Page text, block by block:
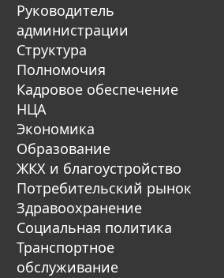
Руководитель
администрации
Структура
Полномочия
Кадровое обеспечение
НЦА
Экономика
Образование
ЖКХ и благоустройство
Потребительский рынок
Здравоохранение
Социальная политика
Транспортное
обслуживание